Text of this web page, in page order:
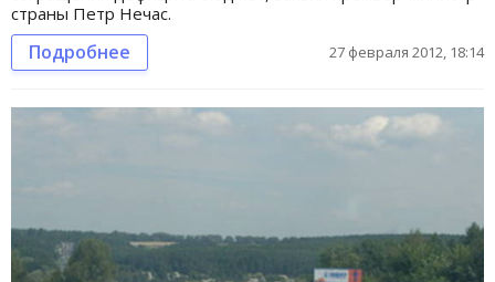
страны Петр Нечас.
Подробнее 27 февраля 2012, 18:14